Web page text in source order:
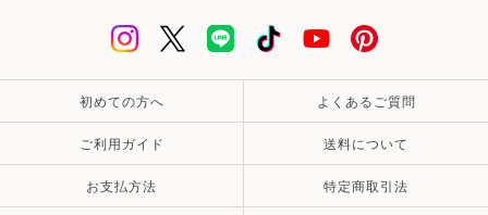
初めての方へ よくあるご質問
ご利用ガイド 送料について
お支払方法 特定商取引法